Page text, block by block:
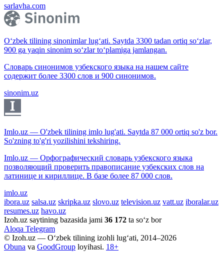
sarlavha.com
O‘zbek tilining sinonimlar lug‘ati. Saytda 3300 tadan ortiq so‘zlar,
900 ga yaqin sinonim so‘zlar to‘plamiga jamlangan.
Словарь синонимов узбекского языка на нашем сайте
содержит более 3300 слов и 900 синонимов.
sinonim.uz
Imlo.uz — O'zbek tilining imlo lug'ati. Saytda 87 000 ortiq so'z bor.
So'zning to'g'ri yozilishini tekshiring.
Imlo.uz — Орфографический словарь узбекского языка
позволяющий проверить правописание узбекских слов на
латинице и кириллице. В базе более 87 000 слов.
imlo.uz
ibora.uz salsa.uz skripka.uz slovo.uz television.uz vatt.uz iboralar.uz
resumes.uz havo.uz
Izoh.uz saytining bazasida jami 36 172 ta so‘z bor
Aloqa Telegram
© Izoh.uz — O‘zbek tilining izohli lug‘ati, 2014–2026
Obuna va GoodGroup loyihasi. 18+